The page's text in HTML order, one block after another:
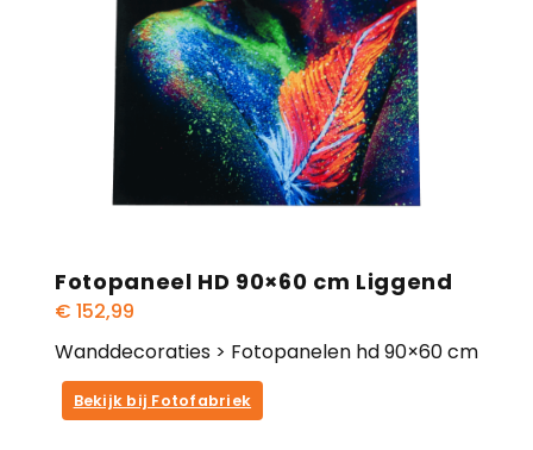
Fotopaneel HD 90×60 cm Liggend
€ 152,99
Wanddecoraties > Fotopanelen hd 90×60 cm
Bekijk bij Fotofabriek